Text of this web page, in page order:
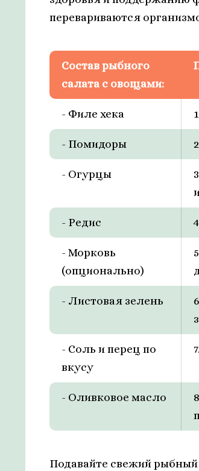
перевариваются
Состав рыбного
салата с овощами:
- Филе хека
- Помидоры
- Огурцы
- Редис
- Морковь
(опционально)
- Листовая зелень
- Соль и перец по
вкусу
- Оливковое масло
Подавайте свежий рыбный